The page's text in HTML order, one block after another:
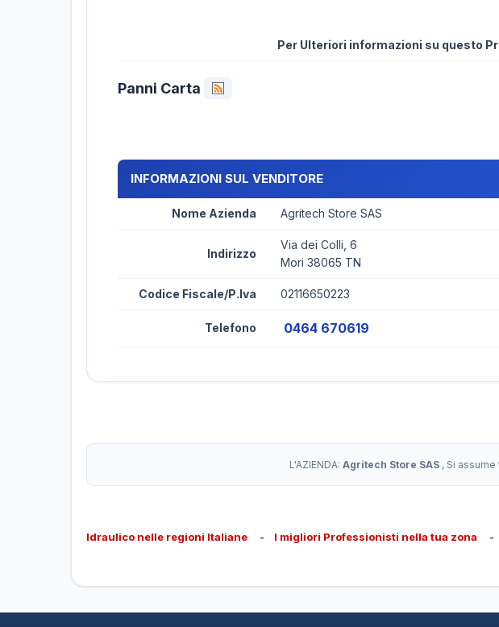
Per Ulteriori informazioni su questo
Panni Carta
INFORMAZIONI SUL VENDITORE
Nome Azienda Agritech Store SAS
Indirizzo
Via dei Colli, 6
Mori 38065 TN
Codice Fiscale/P.Iva 02116650223
Telefono 0464 670619
L'AZIENDA: Agritech Store SAS , Si
Idraulico nelle regioni Italiane - I migliori Professionisti nella tua zona -